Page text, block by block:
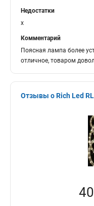
Недостатки
x
Комментарий
Поясная лампа более
отличное, товаром
Отзывы о Rich Led